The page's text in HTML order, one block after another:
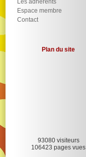
Les adhérents
Espace membre
Contact
Plan du site
93080 visiteurs
106423 pages vues